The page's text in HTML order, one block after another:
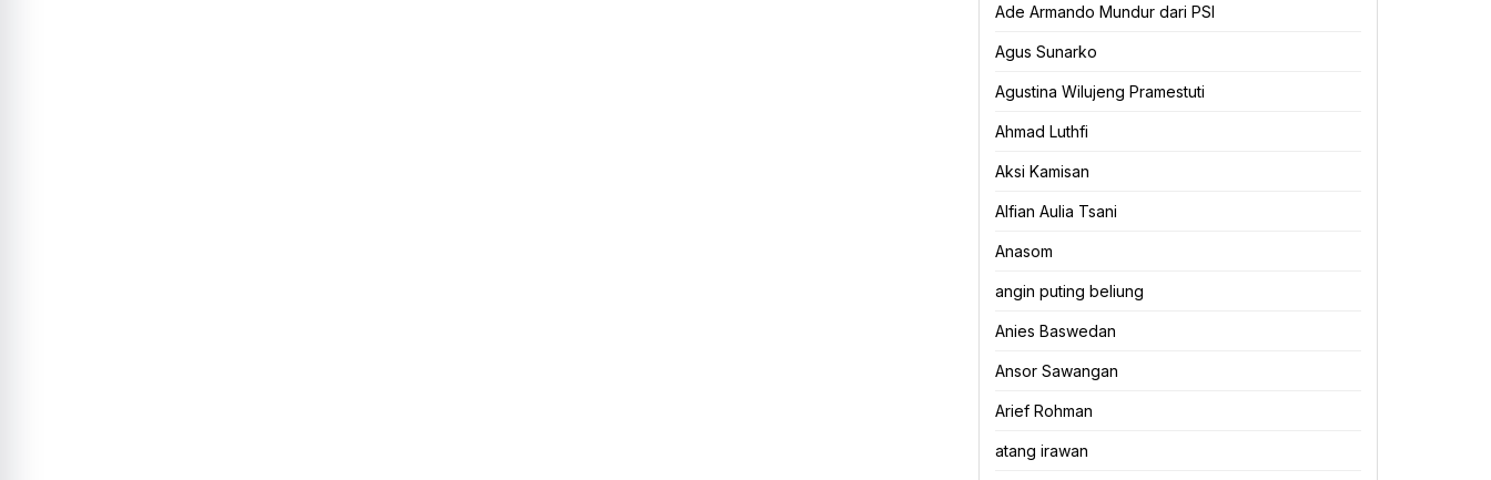
Ade Armando Mundur dari PSI
Agus Sunarko
Agustina Wilujeng Pramestuti
Ahmad Luthfi
Aksi Kamisan
Alfian Aulia Tsani
Anasom
angin puting beliung
Anies Baswedan
Ansor Sawangan
Arief Rohman
atang irawan